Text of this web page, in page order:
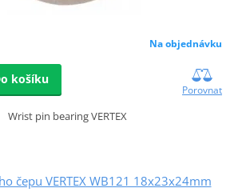
Na objednávku
košíku
Porovnat
Wrist pin bearing VERTEX
čepu VERTEX WB121 18x23x24mm